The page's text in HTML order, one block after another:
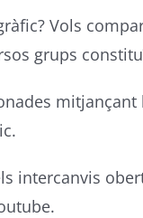
Vols
grups
mitjançant
intercanvis